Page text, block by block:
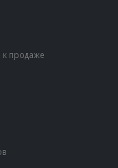
к продаже